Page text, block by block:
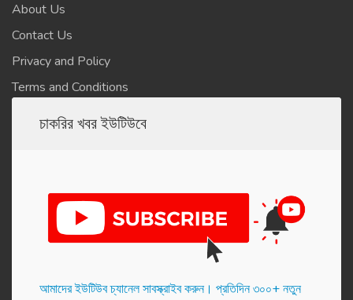
About Us
Contact Us
Privacy and Policy
Terms and Conditions
চাকরির খবর ইউটিউবে
আমাদের ইউটিউব চ্যানেল সাবস্ক্রাইব করুন। প্র‌তি‌দিন ৩০০+ নতুন